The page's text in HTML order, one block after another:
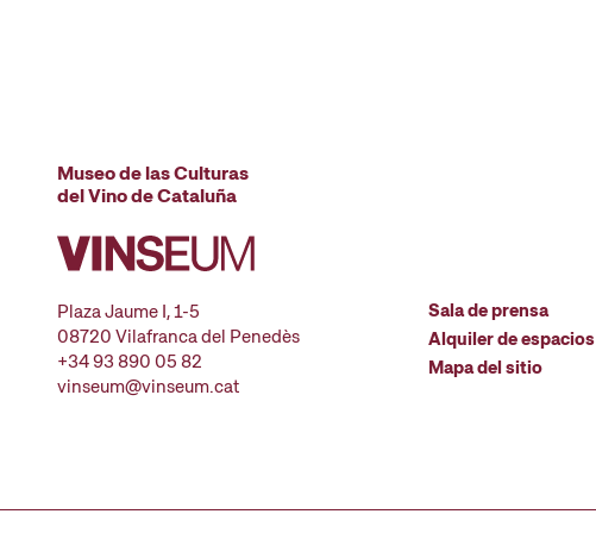
Museo de las Culturas
del Vino de Cataluña
Plaza Jaume I, 1-5
08720 Vilafranca del Penedès
+34 93 890 05 82
vinseum@vinseum.cat
Sala de prensa
Alquiler de espacios
Mapa del sitio